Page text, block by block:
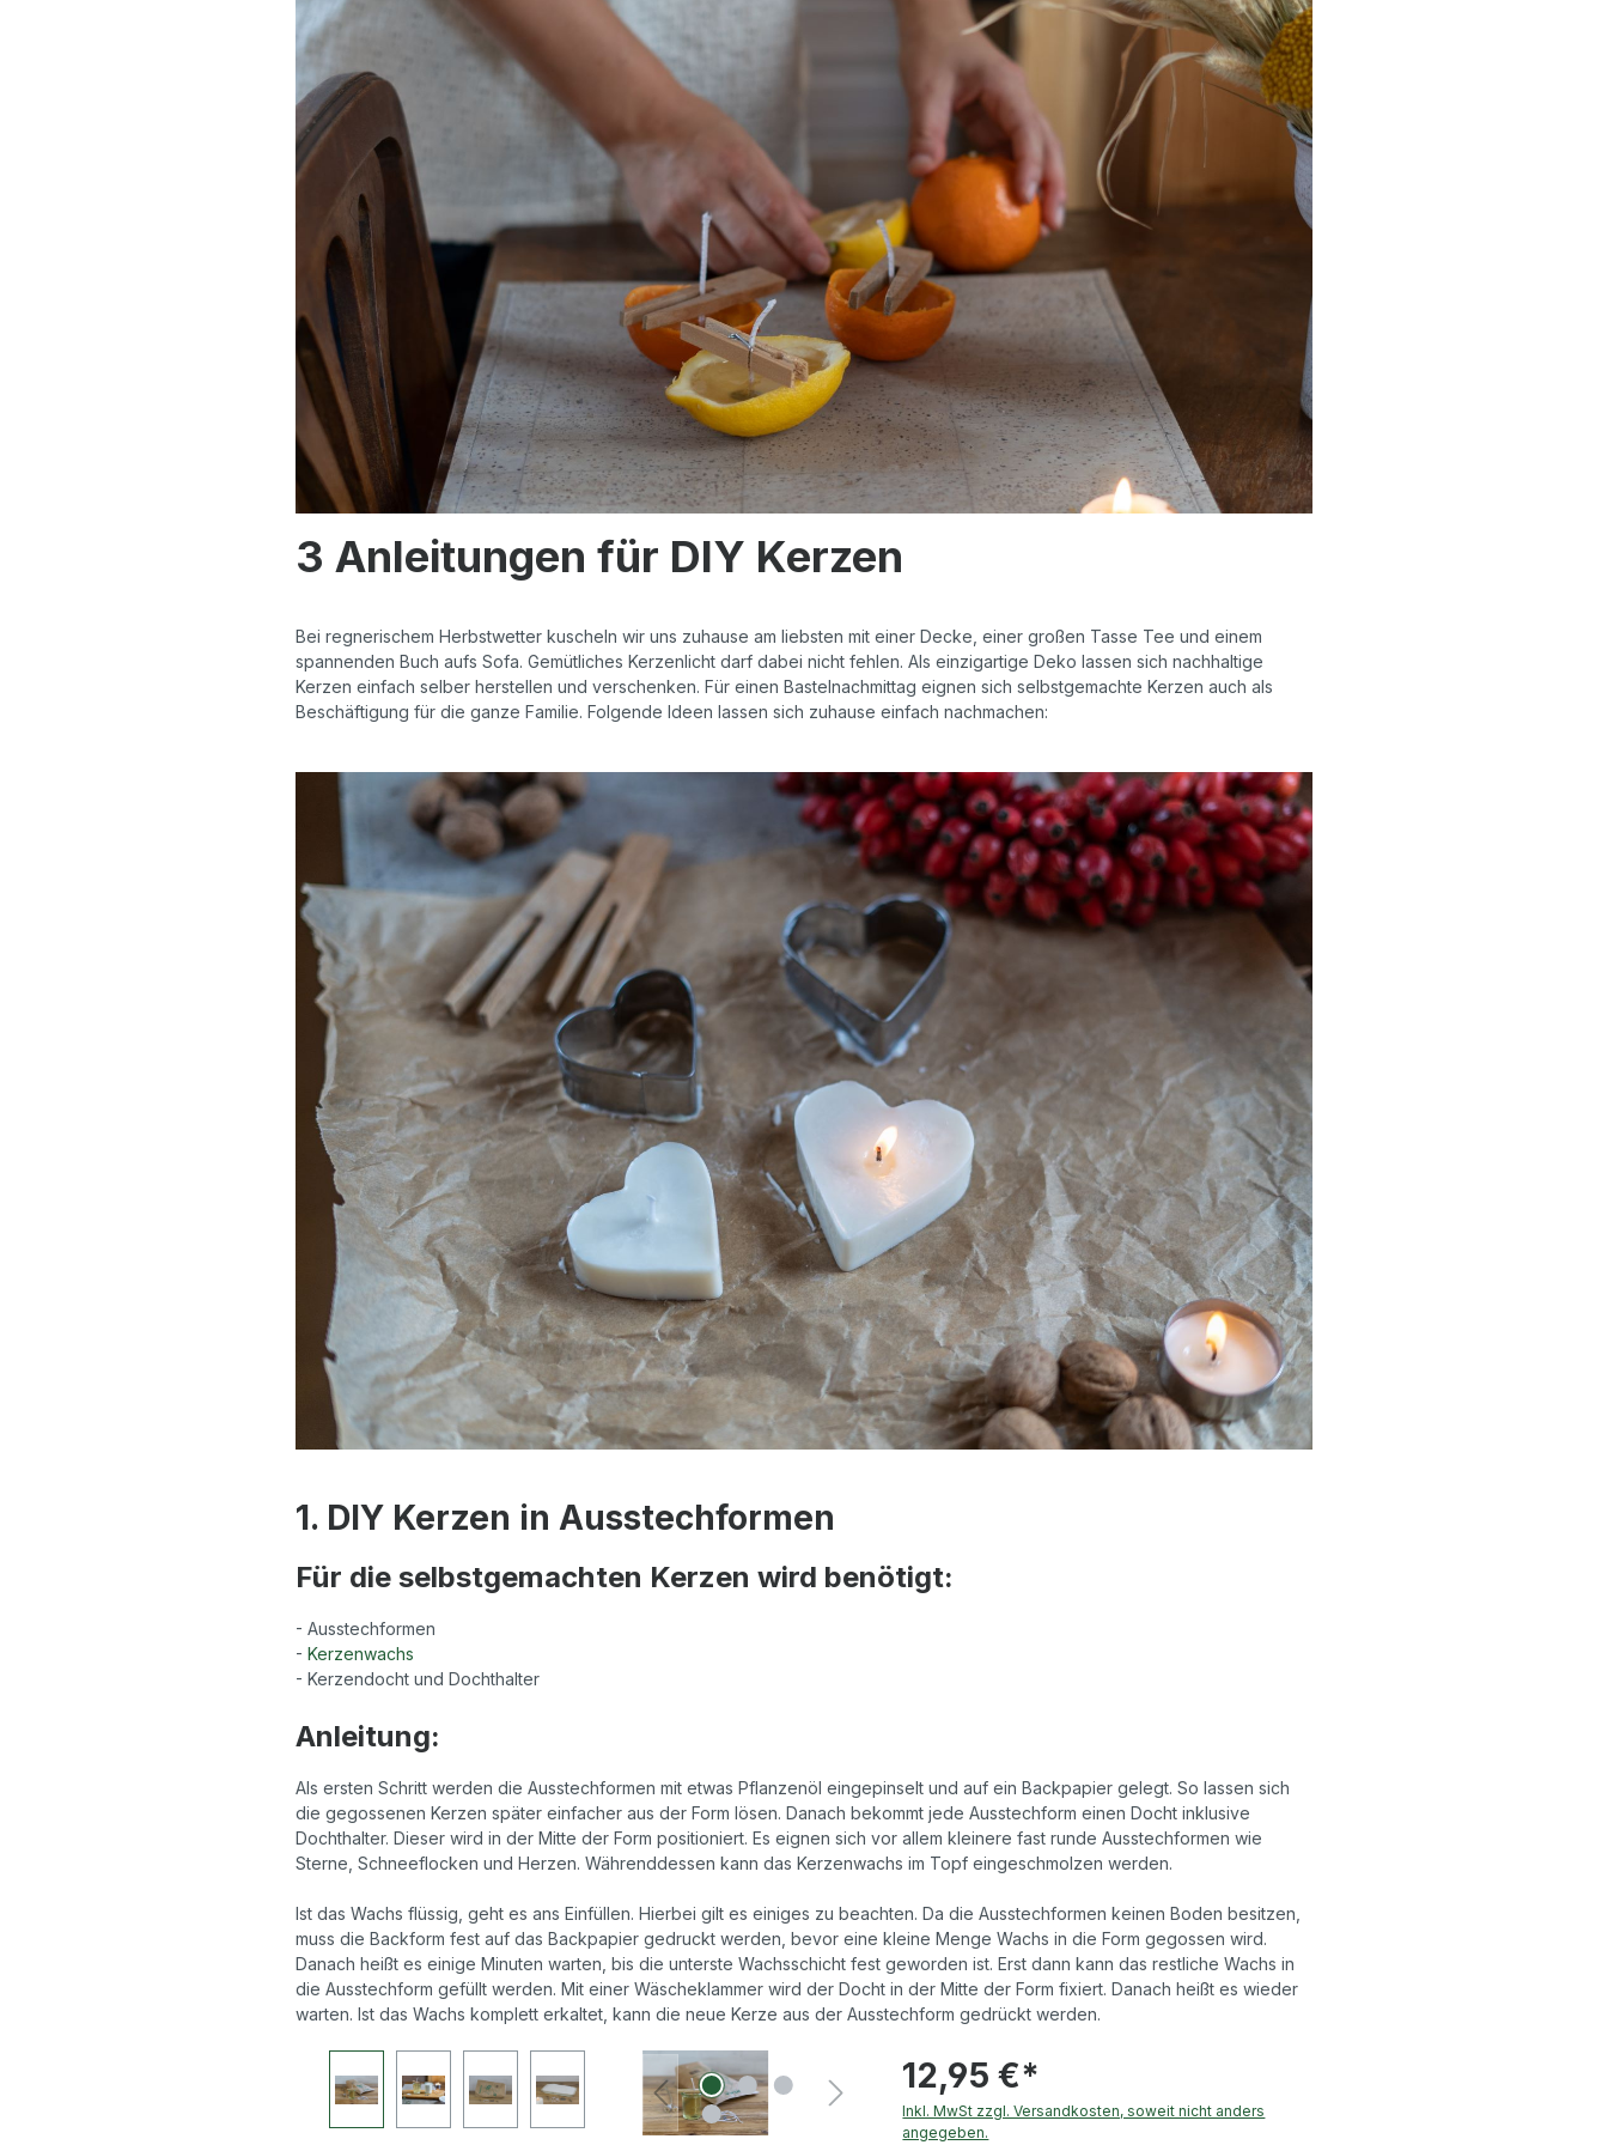
3 Anleitungen für DIY Kerzen
Bei regnerischem Herbstwetter kuscheln wir uns zuhause am liebsten mit einer Decke, einer großen Tasse Tee und einem
spannenden Buch aufs Sofa. Gemütliches Kerzenlicht darf dabei nicht fehlen. Als einzigartige Deko lassen sich nachhaltige
Kerzen einfach selber herstellen und verschenken. Für einen Bastelnachmittag eignen sich selbstgemachte Kerzen auch als
Beschäftigung für die ganze Familie. Folgende Ideen lassen sich zuhause einfach nachmachen:
1. DIY Kerzen in Ausstechformen
Für die selbstgemachten Kerzen wird benötigt:
- Ausstechformen
-Kerzenwachs
- Kerzendocht und Dochthalter
Anleitung:
Als ersten Schritt werden die Ausstechformen mit etwas Pflanzenöl eingepinselt und auf ein Backpapier gelegt. So lassen sich
die gegossenen Kerzen später einfacher aus der Form lösen. Danach bekommt jede Ausstechform einen Docht inklusive
Dochthalter. Dieser wird in der Mitte der Form positioniert. Es eignen sich vor allem kleinere fast runde Ausstechformen wie
Sterne, Schneeflocken und Herzen. Währenddessen kann das Kerzenwachs im Topf eingeschmolzen werden.
Ist das Wachs flüssig, geht es ans Einfüllen. Hierbei gilt es einiges zu beachten. Da die Ausstechformen keinen Boden besitzen,
muss die Backform fest auf das Backpapier gedruckt werden, bevor eine kleine Menge Wachs in die Form gegossen wird.
Danach heißt es einige Minuten warten, bis die unterste Wachsschicht fest geworden ist. Erst dann kann das restliche Wachs in
die Ausstechform gefüllt werden. Mit einer Wäscheklammer wird der Docht in der Mitte der Form fixiert. Danach heißt es wieder
warten. Ist das Wachs komplett erkaltet, kann die neue Kerze aus der Ausstechform gedrückt werden.
12,95 €*
Inkl. MwSt zzgl. Versandkosten, soweit nicht anders
angegeben.